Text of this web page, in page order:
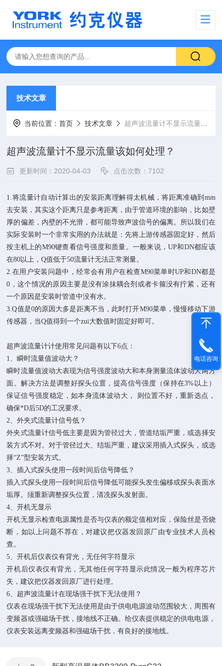
技术文章
当前位置：首页 技术文章 超声波流量计不显示流量该如何处理？
超声波流量计不显示流量该如何处理？
更新时间：2020-04-03 点击次数：7102
1.将流量计自动计算出的安装距离理解得太机械，将距离准确到mm
去安装，其实这个距离只是参考距离，由于管道环境的影响，比如壁
厚的偏差，内壁的不光滑，都可能导致声波信号的偏离。所以我们在
实际安装时一个非常实用的办法就是：先将上游传感器固定好，然后
按主机上的M90键查看信号强度和质量。一般来说，UP和DN都应该
在80以上，Q值低于50流量计无法正常测量。
2.在用户安装问题中，经常会有用户在检查M90菜单时UP和DN都是
0，这个情况的原因主要是没有涂抹耦合剂或者卡箍没有拧紧，还有
一个原因是安装时管道中没有水。
3.Q值是0的原因大多是距离不当，此时打开M90菜单，慢慢移动下游
传感器，当Q值得到一个zui大数值时固定好即可。
超声波流量计计使用常见问题有以下6点：
1、瞬时流量值波动大 ？
瞬时流量值波动大表现为信号强度波动大和本身测量流体波动大两方
面。解决方法是调整好探头位置，提高信号强度（保持在3%以上）
保证信号强度稳定，如本身流体波动大， 则位置不好，重新选点，
确保*D后5D的工况要求。
2、外夹式流量计信号低 ？
外夹式流量计信号低主要是因为管径过大，管道结垢严重，或选择安
装方式不对。对于管径过大、结垢严重，建议采用插入式探头，或选
择“Z”型安装方式。
3、插入式探头使用一段时间后信号降低 ？
插入式探头使用一段时间后信号降低可能探头发生偏移或探头表面水
垢厚。须重新调整探头位置，清冼探头发射面。
4、开机无显示
开机无显示检查电源属性是否与仪表的额定值相对应，保险丝是否烧
断，如以上问题不荐在，对建议把仪器发回原厂由专业技术人员检
查。
5、开机后仪表仅有背光，无任何字符显示
开机后仪表仅有背光，无其他任何字符显示此情况一般为程序芯片
失，建议把仪器发回原厂进行处理。
6、超声波流量计在现场强干扰下无法使用 ？
仪表在现场强干扰下无法使用是由于供电电源波动范围较大，周围有
变频器或强磁场干扰，接地线不正确。给仪表提供稳定的供电电源，
仪表安装远离变频器和强磁场干扰，有良好的接地线。
电话咨询